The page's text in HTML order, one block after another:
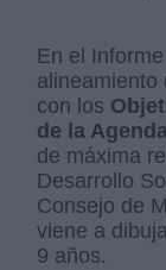
En el
alineamiento
con los
de la
de máxima
Desarrollo
Consejo de
viene a
9 años.